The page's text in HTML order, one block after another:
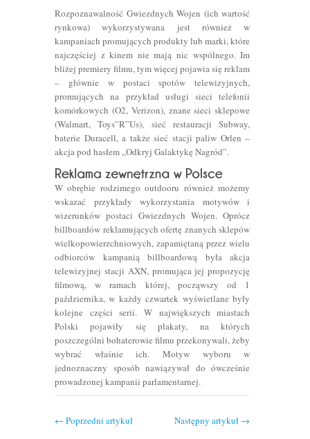
Rozpoznawalność Gwiezdnych Wojen (ich wartość
rynkowa) wykorzystywana jest również w
kampaniach promujących produkty lub marki, które
najczęściej z kinem nie mają nic wspólnego. Im
bliżej premiery filmu, tym więcej pojawia się reklam
– głównie w postaci spotów telewizyjnych,
promujących na przykład usługi sieci telefonii
komórkowych (O2, Verizon), znane sieci sklepowe
(Walmart, Toys”R”Us), sieć restauracji Subway,
baterie Duracell, a także sieć stacji paliw Orlen –
akcja pod hasłem „Odkryj Galaktykę Nagród”.
W obrębie rodzimego outdooru również możemy
wskazać przykłady wykorzystania motywów i
wizerunków postaci Gwiezdnych Wojen. Oprócz
billboardów reklamujących ofertę znanych sklepów
wielkopowierzchniowych, zapamiętaną przez wielu
odbiorców kampanią billboardową była akcja
telewizyjnej stacji AXN, promująca jej propozycję
filmową, w ramach której, począwszy od 1
października, w każdy czwartek wyświetlane były
kolejne części serii. W największych miastach
Polski pojawiły się plakaty, na których
poszczególni bohaterowie filmu przekonywali, żeby
wybrać właśnie ich. Motyw wyboru w
jednoznaczny sposób nawiązywał do ówcześnie
prowadzonej kampanii parlamentarnej.
← Poprzedni artykuł Następny artykuł →